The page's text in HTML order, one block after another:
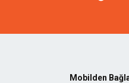
Mobilden